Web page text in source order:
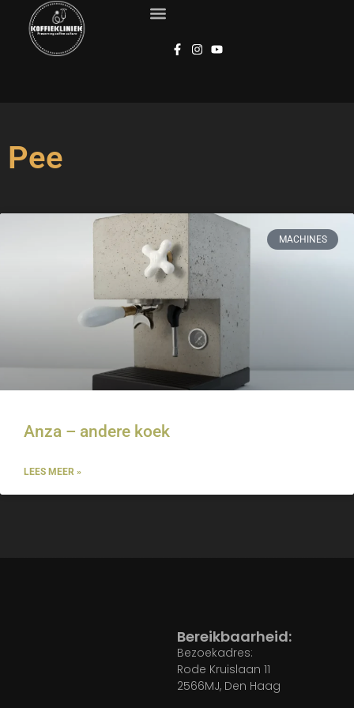
Pee
MACHINES
Anza – andere koek
LEES MEER »
Bereikbaarheid:
Bezoekadres:
Rode Kruislaan 11
2566MJ, Den Haag